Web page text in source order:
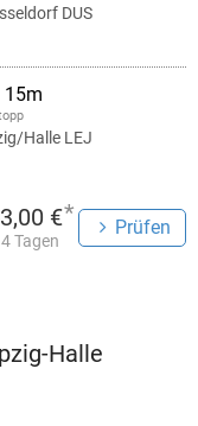
DUS
15m
Halle LEJ
€*
Tagen
Prüfen
Halle